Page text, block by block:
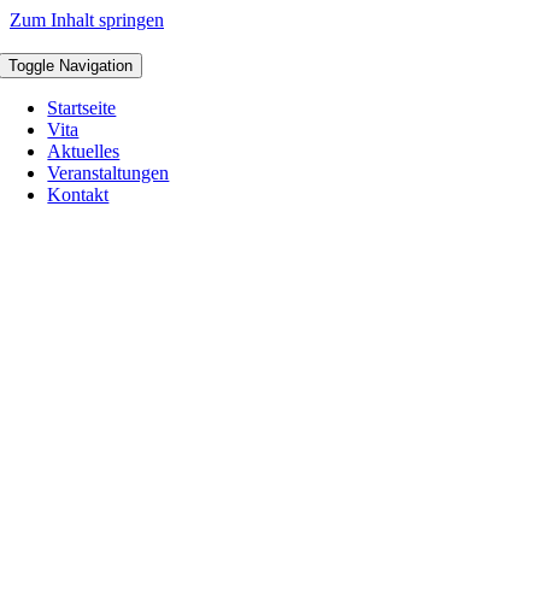
Zum Inhalt springen
Toggle Navigation
Startseite
Vita
Aktuelles
Veranstaltungen
Kontakt